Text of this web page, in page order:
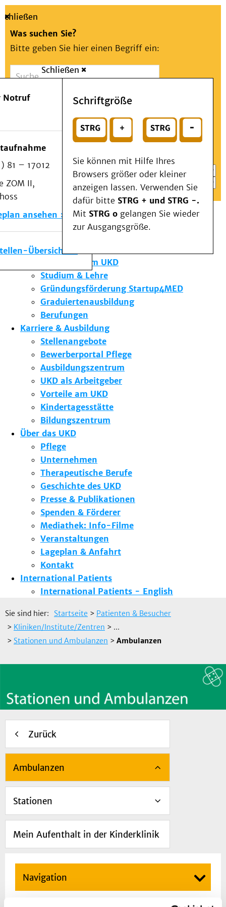
Suche
Schließen
Was suchen Sie?
Bitte geben Sie hier einen Begriff ein:
Suchen
oder
Wählen Sie ein Thema für Ihren Schnelleinstieg
Notfall
Schließen
Notruf
81 – 17012
ZOM II,
ansehen
Übersicht
Schriftgröße
Sie können mit Hilfe Ihres
Browsers größer oder kleiner
anzeigen lassen. Verwenden Sie
dafür bitte STRG + und STRG -.
Mit STRG o gelangen Sie wieder
zur Ausgangsgröße.
Menü
Patienten & Besucher
Kliniken/Institute/Zentren
Als Patient am UKD
Beratung und Unterstützung
Veranstaltungen
Kommunikation im Medizinwesen (KIM)
Notfall
Forschung & Lehre
Die Institute des UKD
Forschung am UKD
Studium & Lehre
Gründungsförderung Startup4MED
Graduiertenausbildung
Berufungen
Karriere & Ausbildung
Stellenangebote
Bewerberportal Pflege
Ausbildungszentrum
UKD als Arbeitgeber
Vorteile am UKD
Kindertagesstätte
Bildungszentrum
Über das UKD
Pflege
Unternehmen
Therapeutische Berufe
Geschichte des UKD
Presse & Publikationen
Spenden & Förderer
Mediathek: Info-Filme
Veranstaltungen
Lageplan & Anfahrt
Kontakt
International Patients
International Patients - English
Sie sind hier: Startseite > Patienten & Besucher
> Kliniken/Institute/Zentren > ...
> Stationen und Ambulanzen > Ambulanzen
Zurück
Ambulanzen
Stationen
Mein Aufenthalt in der Kinderklinik
Navigation